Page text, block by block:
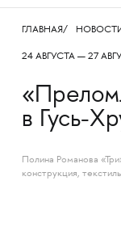
ГЛАВНАЯ
24 АВГУСТА — 27
в Гусь-
Полина Романова
конструкция,